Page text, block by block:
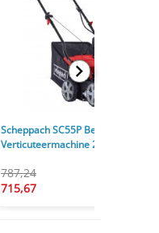
Scheppach SC55P Benzine
Verticuteermachine 212cc 4kW
787,24
715,67